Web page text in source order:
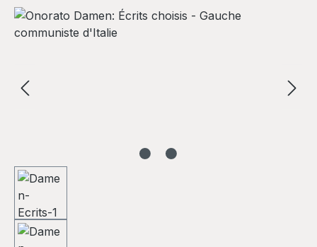
Skip image gallery